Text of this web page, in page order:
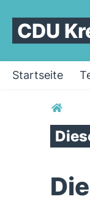
CDU
Startseite
Sie sind